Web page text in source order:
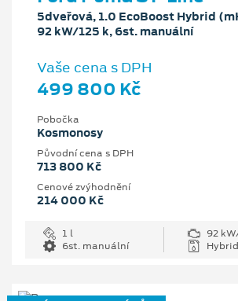
5dveřová, 1.0 EcoBoost Hybrid
92 kW/125 k, 6st. manuální
Vaše cena s DPH
499 800 Kč
Pobočka
Kosmonosy
Původní cena s DPH
713 800 Kč
Cenové zvýhodnění
214 000 Kč
1 l
92
6st. manuální
Hybrid